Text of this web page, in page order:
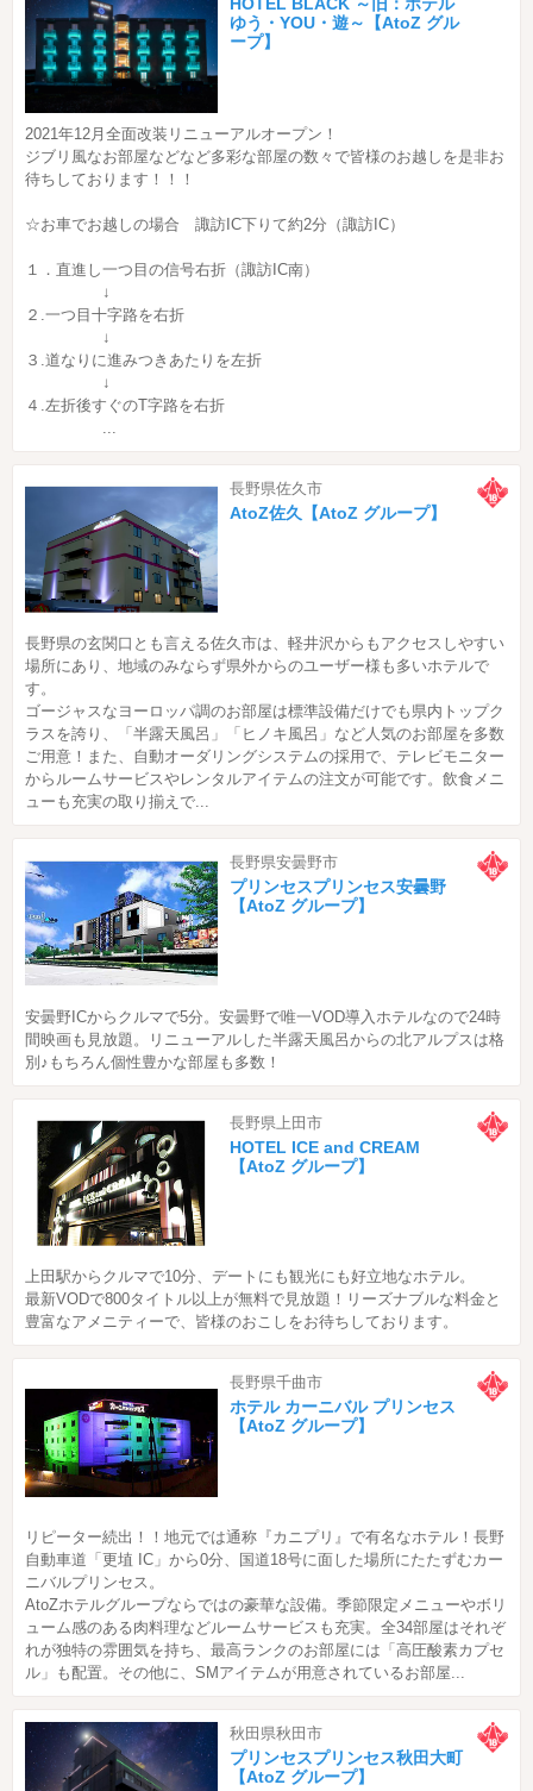
HOTEL BLACK ～旧：ホテル
ゆう・YOU・遊～【AtoZ グル
ープ】
2021年12月全面改装リニューアルオープン！
ジブリ風なお部屋などなど多彩な部屋の数々で皆様のお越しを是非お
待ちしております！！！
☆お車でお越しの場合 諏訪IC下りて約2分（諏訪IC）
１．直進し一つ目の信号右折（諏訪IC南）
↓
２.一つ目十字路を右折
↓
３.道なりに進みつきあたりを左折
↓
４.左折後すぐのT字路を右折
...
長野県佐久市
AtoZ佐久【AtoZ グループ】
長野県の玄関口とも言える佐久市は、軽井沢からもアクセスしやすい
場所にあり、地域のみならず県外からのユーザー様も多いホテルで
す。
ゴージャスなヨーロッパ調のお部屋は標準設備だけでも県内トップク
ラスを誇り、「半露天風呂」「ヒノキ風呂」など人気のお部屋を多数
ご用意！また、自動オーダリングシステムの採用で、テレビモニター
からルームサービスやレンタルアイテムの注文が可能です。飲食メニ
ューも充実の取り揃えで...
長野県安曇野市
プリンセスプリンセス安曇野
【AtoZ グループ】
安曇野ICからクルマで5分。安曇野で唯一VOD導入ホテルなので24時
間映画も見放題。リニューアルした半露天風呂からの北アルプスは格
別♪もちろん個性豊かな部屋も多数！
長野県上田市
HOTEL ICE and CREAM
【AtoZ グループ】
上田駅からクルマで10分、デートにも観光にも好立地なホテル。
最新VODで800タイトル以上が無料で見放題！リーズナブルな料金と
豊富なアメニティーで、皆様のおこしをお待ちしております。
長野県千曲市
ホテル カーニバル プリンセス
【AtoZ グループ】
リピーター続出！！地元では通称『カニプリ』で有名なホテル！長野
自動車道「更埴 IC」から0分、国道18号に面した場所にたたずむカー
ニバルプリンセス。
AtoZホテルグループならではの豪華な設備。季節限定メニューやボリ
ューム感のある肉料理などルームサービスも充実。全34部屋はそれぞ
れが独特の雰囲気を持ち、最高ランクのお部屋には「高圧酸素カプセ
ル」も配置。その他に、SMアイテムが用意されているお部屋...
秋田県秋田市
プリンセスプリンセス秋田大町
【AtoZ グループ】